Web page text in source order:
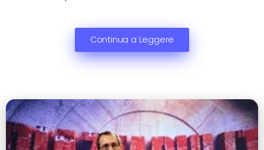
Continua a Leggere